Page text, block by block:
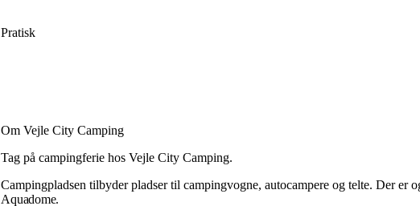
Pratisk
Om Vejle City Camping
Tag på campingferie hos Vejle City Camping.
Campingpladsen tilbyder pladser til campingvogne, autocampere og telte. Der er
Aquadome.